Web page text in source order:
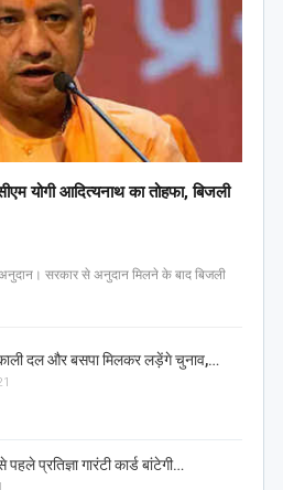
योगी आद‍ित्‍यनाथ का तोहफा, ब‍िजली
सरकार से अनुदान मिलने के बाद बिजली
दल और बसपा मिलकर लड़ेंगे चुनाव,…
प्रतिज्ञा गारंटी कार्ड बांटेगी…